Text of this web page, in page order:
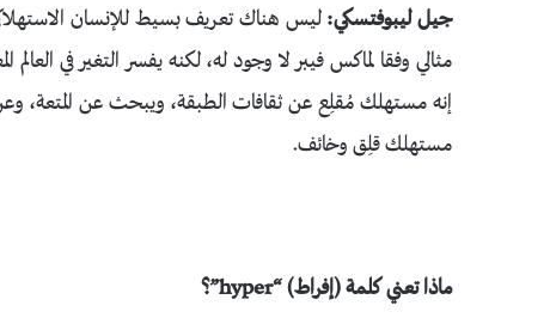
جيل ليبوفتسكي: ليس هناك تعريف بسيط للإنسان
مثالي وفقا لماكس فيبر لا وجود له، لكنه يفسر التغير في
إنه مستهلك مُقلِع عن ثقافات الطبقة، ويبحث عن المتعة، وعن
مستهلك قلِق وخائف.
ماذا تعني كلمة (إفراط) “hyper”؟